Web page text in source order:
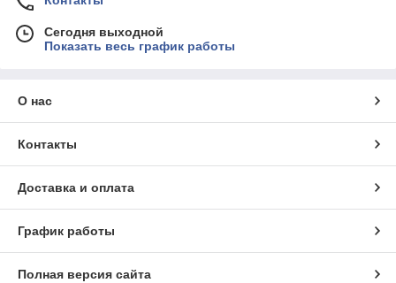
Сегодня выходной
Показать весь график работы
О нас
Контакты
Доставка и оплата
График работы
Полная версия сайта